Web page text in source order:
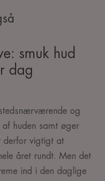
smuk hud
dag
og
huden samt øger
derfor vigtigt at
året rundt. Men det
ind i den daglige